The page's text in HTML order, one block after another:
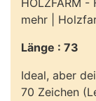
HOLZFARM
mehr |
Länge : 73
Ideal, aber
70 Zeichen